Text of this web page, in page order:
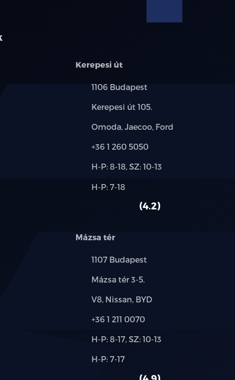
Kerepesi út
Település:
1106 Budapest
Cím:
Kerepesi út 105.
Márkák:
Omoda, Jaecoo, Ford
Telefon:
+36 1 260 5050
Új-
használt
H-P: 8-18, SZ: 10-13
Alkatrész,
H-P: 7-18
4.2
Mázsa tér
Település:
1107 Budapest
Cím:
Mázsa tér 3-5.
Márkák:
V8, Nissan, BYD
Telefon:
+36 1 211 0070
Új-
használt
H-P: 8-17, SZ: 10-13
Alkatrész,
H-P: 7-17